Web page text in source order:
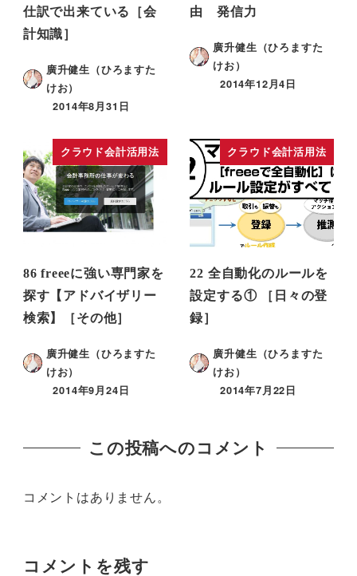
仕訳で出来ている［会
計知識］
廣升健生（ひろますた
けお）
2014年8月31日
由 発信力
廣升健生（ひろますた
けお）
2014年12月4日
クラウド会計活用法
86 freeeに強い専門家を
探す【アドバイザリー
検索】［その他］
廣升健生（ひろますた
けお）
2014年9月24日
クラウド会計活用法
22 全自動化のルールを
設定する① ［日々の登
録］
廣升健生（ひろますた
けお）
2014年7月22日
この投稿へのコメント
コメントはありません。
コメントを残す